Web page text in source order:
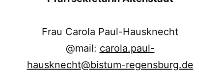
Frau Carola Paul-Hausknecht
@mail: carola.paul-
hausknecht@bistum-regensburg.de